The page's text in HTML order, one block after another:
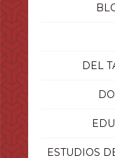
DEL
ESTUDIOS